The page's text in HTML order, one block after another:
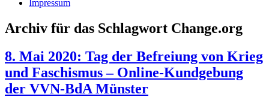
Impressum
Archiv für das Schlagwort Change.org
8. Mai 2020: Tag der Befreiung von Krieg
und Faschismus – Online-Kundgebung
der VVN-BdA Münster